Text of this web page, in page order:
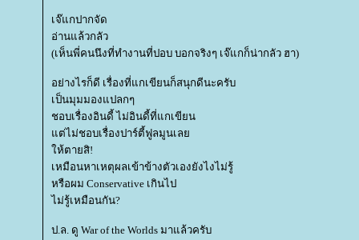
เจ๊แกปากจัด
อ่านแล้วกลัว
(เห็นพี่คนนึงที่ทำงานที่ปอบ บอกจริงๆ เจ๊แกก็น่ากลัว ฮา)
อย่างไรก็ดี เรื่องที่แกเขียนก็สนุกดีนะครับ
เป็นมุมมองแปลกๆ
ชอบเรื่องอินดี้ ไม่อินดี้ที่แกเขียน
ต่ไม่ชอบเรื่องปาร์ตี้ฟูลมูนเล
ห้ตายสิ!
เหมือนหาเหตุผลเข้าข้างตัวเองยังไงไม่รู้
หรือผม Conservative เกินไป
ไม่รู้เหมือนกัน?
ป.ล. ดู War of the Worlds มาแล้วครับ